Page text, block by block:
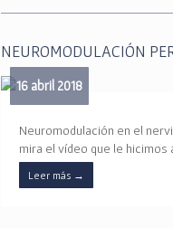
NEUROMODULACIÓN
16 abril 2018
Neuromodulación en el
mira el vídeo que le hicimos
Leer más →